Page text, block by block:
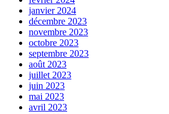
janvier 2024
décembre 2023
novembre 2023
octobre 2023
septembre 2023
août 2023
juillet 2023
juin 2023
mai 2023
avril 2023